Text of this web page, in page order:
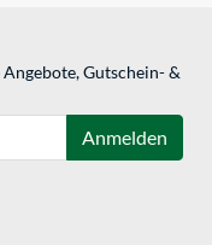
Gutschein- &
Anmelden